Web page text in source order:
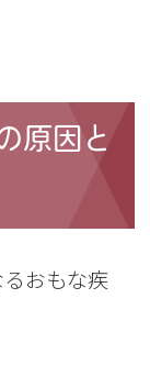
原因と
おもな疾